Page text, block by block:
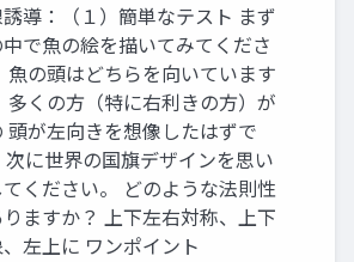
導：（１）簡単なテスト まず
で魚の絵を描いてみてくださ
魚の頭はどちらを向いています
多くの方（特に右利きの方）が
頭が左向きを想像したはずで
次に世界の国旗デザインを思い
ください。 どのような法則性
ますか？ 上下左右対称、上下
左上に ワンポイント